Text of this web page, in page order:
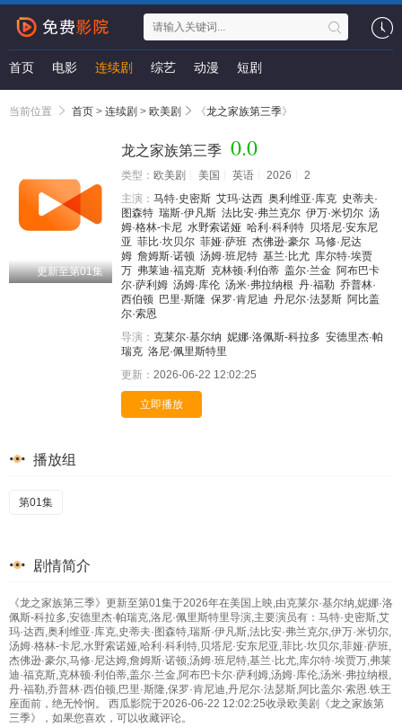
首页 电影 连续剧 综艺 动漫 短剧
当前位置 首页 > 连续剧 > 欧美剧 《龙之家族第三季》
更新至第01集
龙之家族第三季 0.0
类型： 欧美剧 美国 英语 2026
2
主演： 马特·史密斯 艾玛·达西 奥利维亚·库克 史蒂夫·
图森特 瑞斯·伊凡斯 法比安·弗兰克尔 伊万·米切尔 汤
姆·格林-卡尼 水野索诺娅 哈利·科利特 贝塔尼·安东尼
亚 菲比·坎贝尔 菲娅·萨班 杰佛逊·豪尔 马修·尼达
姆 詹姆斯·诺顿 汤姆·班尼特 基兰·比尤 库尔特·埃贾
万 弗莱迪·福克斯 克林顿·利伯蒂 盖尔·兰金 阿布巴卡
尔·萨利姆 汤姆·库伦 汤米·弗拉纳根 丹·福勒 乔普林·
西伯顿 巴里·斯隆 保罗·肯尼迪 丹尼尔·法瑟斯 阿比盖
尔·索恩
导演： 克莱尔·基尔纳 妮娜·洛佩斯-科拉多 安德里杰·帕
瑞克 洛尼·佩里斯特里
更新： 2026-06-22 12:02:25
立即播放
播放组
第01集
剧情简介
《龙之家族第三季》更新至第01集于2026年在美国上映,由克莱尔·基尔纳,妮娜·洛
佩斯-科拉多,安德里杰·帕瑞克,洛尼·佩里斯特里导演,主要演员有：马特·史密斯,艾
玛·达西,奥利维亚·库克,史蒂夫·图森特,瑞斯·伊凡斯,法比安·弗兰克尔,伊万·米切尔,
汤姆·格林-卡尼,水野索诺娅,哈利·科利特,贝塔尼·安东尼亚,菲比·坎贝尔,菲娅·萨班,
杰佛逊·豪尔,马修·尼达姆,詹姆斯·诺顿,汤姆·班尼特,基兰·比尤,库尔特·埃贾万,弗莱
迪·福克斯,克林顿·利伯蒂,盖尔·兰金,阿布巴卡尔·萨利姆,汤姆·库伦,汤米·弗拉纳根,
丹·福勒,乔普林·西伯顿,巴里·斯隆,保罗·肯尼迪,丹尼尔·法瑟斯,阿比盖尔·索恩.铁王
座面前，绝无怜悯。 西瓜影院于2026-06-22 12:02:25收录欧美剧《龙之家族第
三季》，如果您喜欢，可以收藏评论。